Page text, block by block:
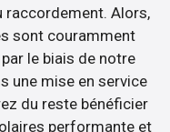
raccordement. Alors,
sont couramment
le biais de notre
une mise en service
du reste bénéficier
performante et